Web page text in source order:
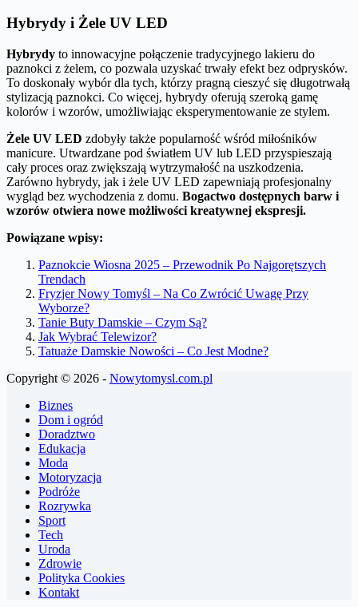
Hybrydy i Żele UV LED
Hybrydy to innowacyjne połączenie tradycyjnego lakieru do
paznokci z żelem, co pozwala uzyskać trwały efekt bez odprysków.
To doskonały wybór dla tych, którzy pragną cieszyć się długotrwałą
stylizacją paznokci. Co więcej, hybrydy oferują szeroką gamę
kolorów i wzorów, umożliwiając eksperymentowanie ze stylem.
Żele UV LED zdobyły także popularność wśród miłośników
manicure. Utwardzane pod światłem UV lub LED przyspieszają
cały proces oraz zwiększają wytrzymałość na uszkodzenia.
Zarówno hybrydy, jak i żele UV LED zapewniają profesjonalny
wygląd bez wychodzenia z domu. Bogactwo dostępnych barw i
wzorów otwiera nowe możliwości kreatywnej ekspresji.
Powiązane wpisy:
Paznokcie Wiosna 2025 – Przewodnik Po Najgorętszych
Trendach
Fryzjer Nowy Tomyśl – Na Co Zwrócić Uwagę Przy
Wyborze?
Tanie Buty Damskie – Czym Są?
Jak Wybrać Telewizor?
Tatuaże Damskie Nowości – Co Jest Modne?
Copyright © 2026 - Nowytomysl.com.pl
Biznes
Dom i ogród
Doradztwo
Edukacja
Moda
Motoryzacja
Podróże
Rozrywka
Sport
Tech
Uroda
Zdrowie
Polityka Cookies
Kontakt